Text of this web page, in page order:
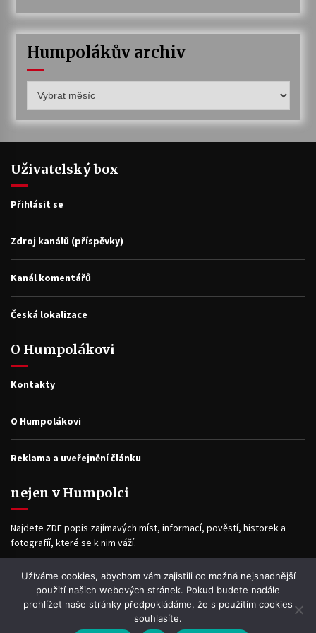
Humpolákův archiv
archiv
Uživatelský box
Přihlásit se
Zdroj kanálů (příspěvky)
Kanál komentářů
Česká lokalizace
O Humpolákovi
Kontakty
O Humpolákovi
Reklama a uveřejnění článku
nejen v Humpolci
Najdete ZDE popis zajímavých míst, informací, pověstí, historek a
fotografíí, které se k nim váží.
Facebook
Užíváme cookies, abychom vám zajistili co možná nejsnadnější
použití našich webových stránek. Pokud budete nadále
prohlížet naše stránky předpokládáme, že s použitím cookies
souhlasíte.